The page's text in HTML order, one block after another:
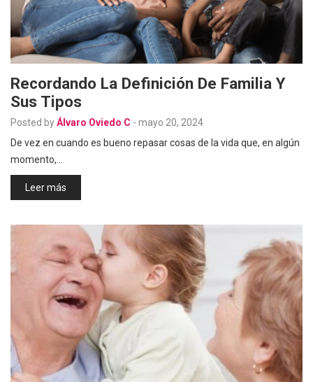
Recordando La Definición De Familia Y
Sus Tipos
Posted byÁlvaro Oviedo C - mayo 20, 2024
De vez en cuando es bueno repasar cosas de la vida que, en algún
momento,…
Leer más